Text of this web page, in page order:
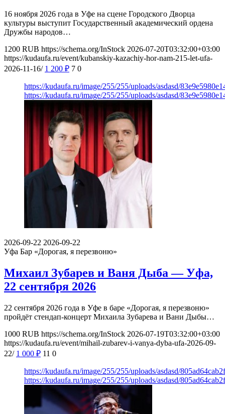
16 ноября 2026 года в Уфе на сцене Городского Дворца
культуры выступит Государственный академический ордена
Дружбы народов…
1200 RUB https://schema.org/InStock 2026-07-20T03:32:00+03:00
https://kudaufa.ru/event/kubanskiy-kazachiy-hor-nam-215-let-ufa-
2026-11-16/ 1 200 ₽ 7 0
https://kudaufa.ru/image/255/255/uploads/asdasd/
https://kudaufa.ru/image/255/255/uploads/asdasd/
2026-09-22 2026-09-22
Уфа Бар «Дорогая, я перезвоню»
Михаил Зубарев и Ваня Дыба — Уфа,
22 сентября 2026
22 сентября 2026 года в Уфе в баре «Дорогая, я перезвоню»
пройдёт стендап-концерт Михаила Зубарева и Вани Дыбы…
1000 RUB https://schema.org/InStock 2026-07-19T03:32:00+03:00
https://kudaufa.ru/event/mihail-zubarev-i-vanya-dyba-ufa-2026-09-
22/ 1 000 ₽ 11 0
https://kudaufa.ru/image/255/255/uploads/asdasd/
https://kudaufa.ru/image/255/255/uploads/asdasd/